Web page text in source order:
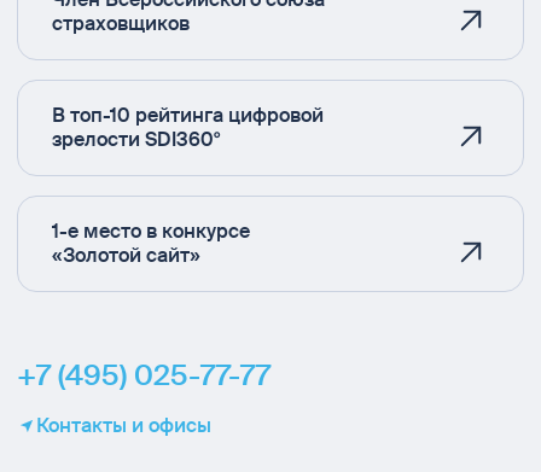
страховщиков
В топ-10 рейтинга цифровой
зрелости SDI360°
1-е место в конкурсе
«Золотой сайт»
+7 (495) 025-77-77
Контакты и офисы